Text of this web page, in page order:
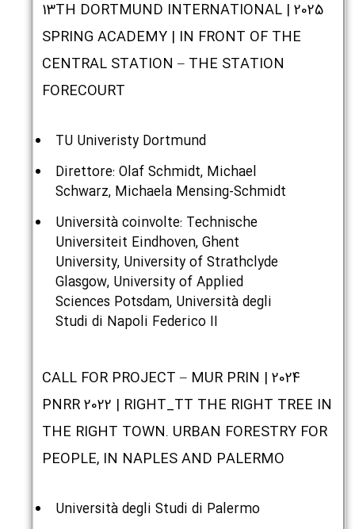
2025 | 13TH DORTMUND INTERNATIONAL
SPRING ACADEMY | IN FRONT OF THE
CENTRAL STATION – THE STATION
FORECOURT
TU Univeristy Dortmund
Direttore: Olaf Schmidt, Michael
Schwarz, Michaela Mensing-Schmidt
Università coinvolte: Technische
Universiteit Eindhoven, Ghent
University, University of Strathclyde
Glasgow, University of Applied
Sciences Potsdam, Università degli
Studi di Napoli Federico II
2024 | CALL FOR PROJECT – MUR PRIN
PNRR 2022 | RIGHT_TT THE RIGHT TREE IN
THE RIGHT TOWN. URBAN FORESTRY FOR
PEOPLE, IN NAPLES AND PALERMO
Università degli Studi di Palermo